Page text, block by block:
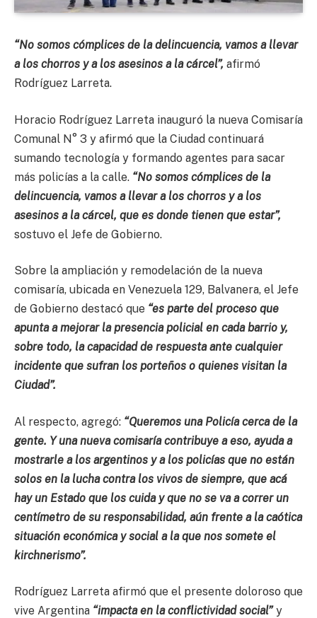
“No somos cómplices de la delincuencia, vamos a llevar
a los chorros y a los asesinos a la cárcel”, afirmó
Rodríguez Larreta.
Horacio Rodríguez Larreta inauguró la nueva Comisaría
Comunal N° 3 y afirmó que la Ciudad continuará
sumando tecnología y formando agentes para sacar
más policías a la calle. “No somos cómplices de la
delincuencia, vamos a llevar a los chorros y a los
asesinos a la cárcel, que es donde tienen que estar”,
sostuvo el Jefe de Gobierno.
Sobre la ampliación y remodelación de la nueva
comisaría, ubicada en Venezuela 129, Balvanera, el Jefe
de Gobierno destacó que “es parte del proceso que
apunta a mejorar la presencia policial en cada barrio y,
sobre todo, la capacidad de respuesta ante cualquier
incidente que sufran los porteños o quienes visitan la
Ciudad”.
Al respecto, agregó: “Queremos una Policía cerca de la
gente. Y una nueva comisaría contribuye a eso, ayuda a
mostrarle a los argentinos y a los policías que no están
solos en la lucha contra los vivos de siempre, que acá
hay un Estado que los cuida y que no se va a correr un
centímetro de su responsabilidad, aún frente a la caótica
situación económica y social a la que nos somete el
kirchnerismo”.
Rodríguez Larreta afirmó que el presente doloroso que
vive Argentina “impacta en la conflictividad social”y